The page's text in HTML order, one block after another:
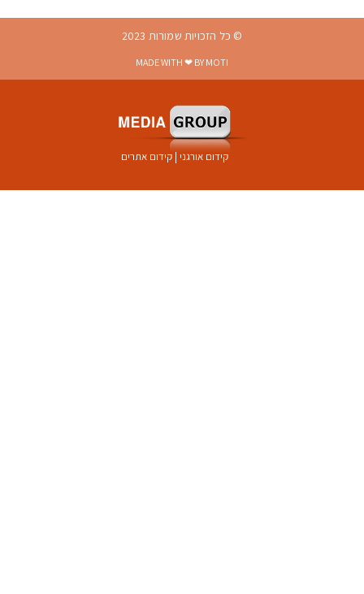
© כל הזכויות שמורות 2023
MADE WITH ❤ BY MOTI
קידום אורגני | קידום אתרים